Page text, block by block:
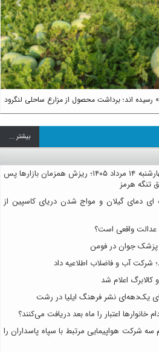
اند؛ برداشت محصول از مزارع ساحلی لنگرود
بيشتر ...
قیمت طلا، سکه و دلار امروز چهارشنبه ۱۴ مرداد ۱۴۰۵؛ ریزش همزمان بازارها پس
تنگه هرمز
کاهش ۴ درجه ای دمای گیلان و مواج شدن دریای کاسپین از
پزشک جوان در فومن
آب و فاضلاب اطلاعیه داد
کالابرگ اعلام شد
یک‌دهه‌ای نشر فرهنگ ایلیا در رشت
خانوارها اعتبار را ماه بعد دریافت می‌کنند؟
سه شرکت هواپیمایی مرتبط با سپاه پاسداران را